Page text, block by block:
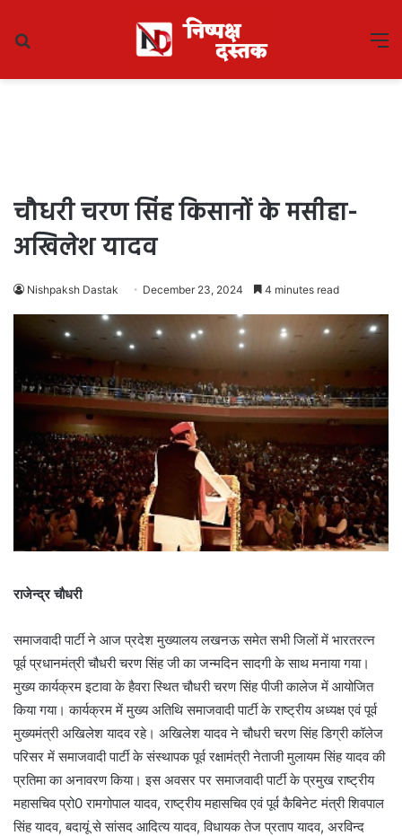
चौधरी चरण सिंह किसानों के मसीहा-
अखिलेश यादव
Nishpaksh Dastak December 23, 2024 4 minutes read
राजेन्द्र चौधरी
समाजवादी पार्टी ने आज प्रदेश मुख्यालय लखनऊ समेत सभी जिलों में भारतरत्न
पूर्व प्रधानमंत्री चौधरी चरण सिंह जी का जन्मदिन सादगी के साथ मनाया गया।
मुख्य कार्यक्रम इटावा के हैवरा स्थित चौधरी चरण सिंह पीजी कालेज में आयोजित
किया गया। कार्यक्रम में मुख्य अतिथि समाजवादी पार्टी के राष्ट्रीय अध्यक्ष एवं पूर्व
मुख्यमंत्री अखिलेश यादव रहे। अखिलेश यादव ने चौधरी चरण सिंह डिग्री कॉलेज
परिसर में समाजवादी पार्टी के संस्थापक पूर्व रक्षामंत्री नेताजी मुलायम सिंह यादव की
प्रतिमा का अनावरण किया। इस अवसर पर समाजवादी पार्टी के प्रमुख राष्ट्रीय
महासचिव प्रो0 रामगोपाल यादव, राष्ट्रीय महासचिव एवं पूर्व कैबिनेट मंत्री शिवपाल
सिंह यादव, बदायूं से सांसद आदित्य यादव, विधायक तेज प्रताप यादव, अरविन्द